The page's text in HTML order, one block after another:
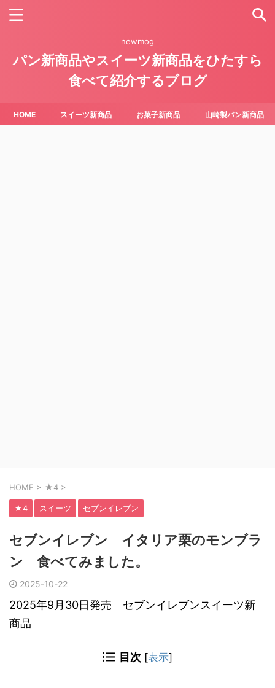
newmog
パン新商品やスイーツ新商品をひたすら
食べて紹介するブログ
HOME スイーツ新商品 お菓子新商品 山崎製パン新商品
HOME > ★4 >
★4 スイーツ セブンイレブン
セブンイレブン イタリア栗のモンブラ
ン 食べてみました。
2025-10-22
2025年9月30日発売 セブンイレブンスイーツ新
商品
目次 [表示]